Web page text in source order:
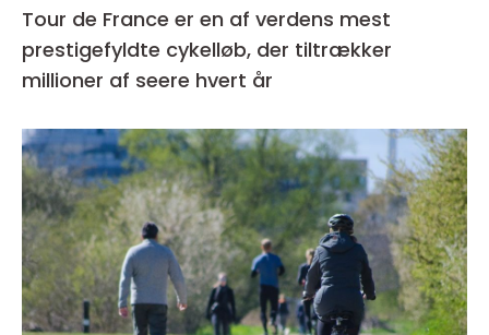
Tour de France er en af verdens mest
prestigefyldte cykelløb, der tiltrækker
millioner af seere hvert år